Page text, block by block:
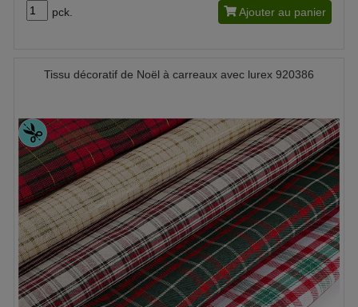
pck. Ajouter au panier
Tissu décoratif de Noël à carreaux avec lurex 920386